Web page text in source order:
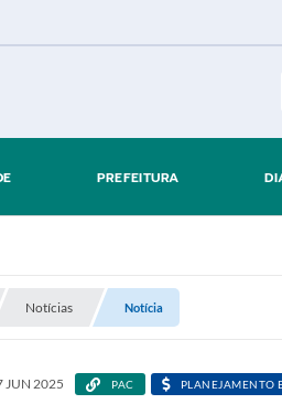
PREFEITURA
Notícias Notícia
JUN 2025 PAC PLANEJAMENTO